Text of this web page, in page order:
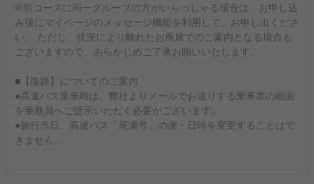
※別コースに同一グループの方がいらっしゃる場合は、お申し込
み後にマイページのメッセージ機能を利用して、お申し出くださ
い。 ただし、状況により離れたお座席でのご案内となる場合も
ございますので、あらかじめご了承お願いいたします。
■【復路】についてのご案内
●高速バス乗車時は、弊社よりメールでお送りする乗車票の画面
を乗務員へご提示いただく必要がございます。
●旅行当日、高速バス「尾瀬号」の便・日時を変更することはで
きません。